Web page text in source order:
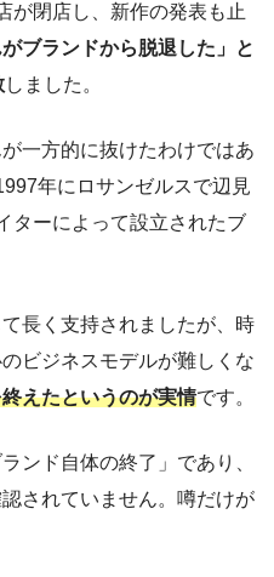
が閉店し、新作の発表も止
がブランドから脱退した」と
しました。
一方的に抜けたわけではあ
年にロサンゼルスで辺見
ターによって設立されたブ
長く支持されましたが、時
ビジネスモデルが難しくな
えたというのが実情です。
ンド自体の終了」であり、
されていません。噂だけが